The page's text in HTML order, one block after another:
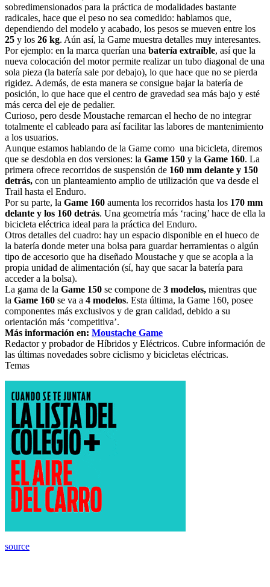
sobredimensionados para la práctica de modalidades bastante
radicales, hace que el peso no sea comedido: hablamos que,
dependiendo del modelo y acabado, los pesos se mueven entre los
25 y los 26 kg. Aún así, la Game muestra detalles muy interesantes.
Por ejemplo: en la marca querían una batería extraíble, así que la
nueva colocación del motor permite realizar un tubo diagonal de una
sola pieza (la batería sale por debajo), lo que hace que no se pierda
rigidez. Además, de esta manera se consigue bajar la batería de
posición, lo que hace que el centro de gravedad sea más bajo y esté
más cerca del eje de pedalier.
Curioso, pero desde Moustache remarcan el hecho de no integrar
totalmente el cableado para así facilitar las labores de mantenimiento
a los usuarios.
Aunque estamos hablando de la Game como una bicicleta, diremos
que se desdobla en dos versiones: la Game 150 y la Game 160. La
primera ofrece recorridos de suspensión de 160 mm delante y 150
detrás, con un planteamiento amplio de utilización que va desde el
Trail hasta el Enduro.
Por su parte, la Game 160 aumenta los recorridos hasta los 170 mm
delante y los 160 detrás. Una geometría más ‘racing’ hace de ella la
bicicleta eléctrica ideal para la práctica del Enduro.
Otros detalles del cuadro: hay un espacio disponible en el hueco de
la batería donde meter una bolsa para guardar herramientas o algún
tipo de accesorio que ha diseñado Moustache y que se acopla a la
propia unidad de alimentación (sí, hay que sacar la batería para
acceder a la bolsa).
La gama de la Game 150 se compone de 3 modelos, mientras que
la Game 160 se va a 4 modelos. Esta última, la Game 160, posee
componentes más exclusivos y de gran calidad, debido a su
orientación más ‘competitiva’.
Más información en: Moustache Game
Redactor y probador de Híbridos y Eléctricos. Cubre información de
las últimas novedades sobre ciclismo y bicicletas eléctricas.
Temas
source